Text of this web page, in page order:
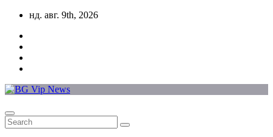
Skip
content
нд. авг. 9th, 2026